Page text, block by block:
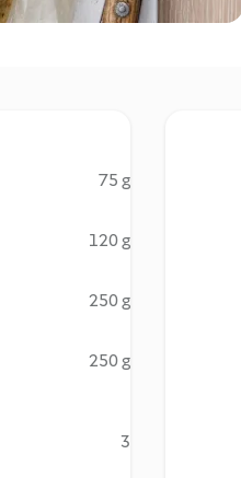
75 g
120 g
250 g
250 g
3